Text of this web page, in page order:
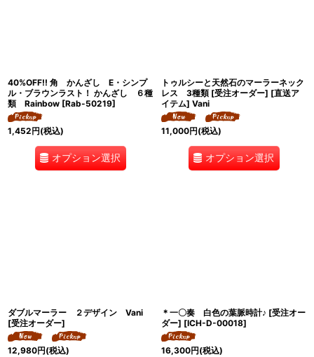
40%OFF!! 角 かんざし E・シンプ
ル・ブラウンラスト！ かんざし ６種
類 Rainbow [Rab-50219]
1,452円(税込)
オプション選択
トゥルシーと天然石のマーラーネック
レス 3種類 [受注オーダー] [直送ア
イテム] Vani
11,000円(税込)
オプション選択
ダブルマーラー ２デザイン Vani
[受注オーダー]
12,980円(税込)
＊一〇奏 白色の葉脈時計♪ [受注オー
ダー] [ICH-D-00018]
16,300円(税込)